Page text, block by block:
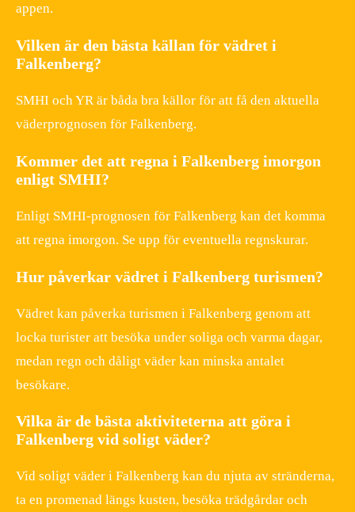
appen.
Vilken är den bästa källan för vädret i
Falkenberg?
SMHI och YR är båda bra källor för att få den aktuella
väderprognosen för Falkenberg.
Kommer det att regna i Falkenberg imorgon
enligt SMHI?
Enligt SMHI-prognosen för Falkenberg kan det komma
att regna imorgon. Se upp för eventuella regnskurar.
Hur påverkar vädret i Falkenberg turismen?
Vädret kan påverka turismen i Falkenberg genom att
locka turister att besöka under soliga och varma dagar,
medan regn och dåligt väder kan minska antalet
besökare.
Vilka är de bästa aktiviteterna att göra i
Falkenberg vid soligt väder?
Vid soligt väder i Falkenberg kan du njuta av stränderna,
ta en promenad längs kusten, besöka trädgårdar och